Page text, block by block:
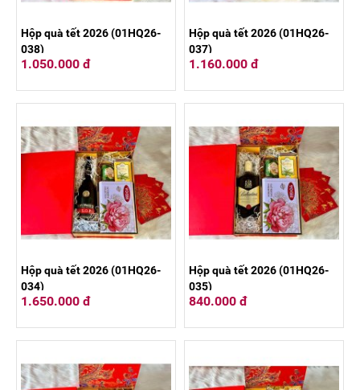
Hộp quà tết 2026 (01HQ26-
038)
1.050.000 đ
Hộp quà tết 2026 (01HQ26-
037)
1.160.000 đ
Hộp quà tết 2026 (01HQ26-
034)
1.650.000 đ
Hộp quà tết 2026 (01HQ26-
035)
840.000 đ